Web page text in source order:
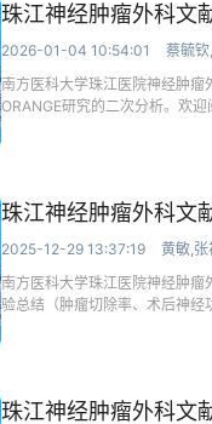
珠江神经肿瘤外科文
2026-01-04 10:54:01
蔡毓
南方医科大学珠江医院神经肿瘤
ORANGE研究的二次分析。欢迎
珠江神经肿瘤外科文
2025-12-29 13:37:19
黄敏,张
南方医科大学珠江医院神经肿
验总结（肿瘤切除率、术后神经
珠江神经肿瘤外科文